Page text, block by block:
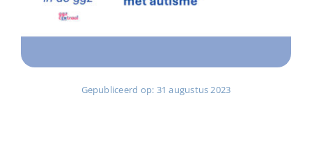
Gepubliceerd op: 31 augustus 2023